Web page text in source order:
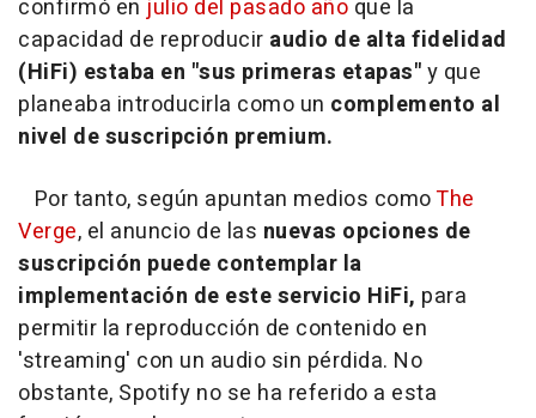
confirmó en julio del pasado año que la
capacidad de reproducir audio de alta fidelidad
(HiFi) estaba en "sus primeras etapas"y que
planeaba introducirla como un complemento al
nivel de suscripción premium.
Por tanto, según apuntan medios comoThe
Verge, el anuncio de las nuevas opciones de
suscripción puede contemplar la
implementación de este servicio HiFi, para
permitir la reproducción de contenido en
'streaming' con un audio sin pérdida. No
obstante, Spotify no se ha referido a esta